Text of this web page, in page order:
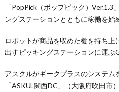
「PopPick（ポップピック）
ングステーションとともに稼働を始
ロボットが商品を収めた棚を持ち上
出すピッキングステーションに運ぶ
アスクルがギークプラスのシステム
「ASKUL関西DC」（大阪府吹田市